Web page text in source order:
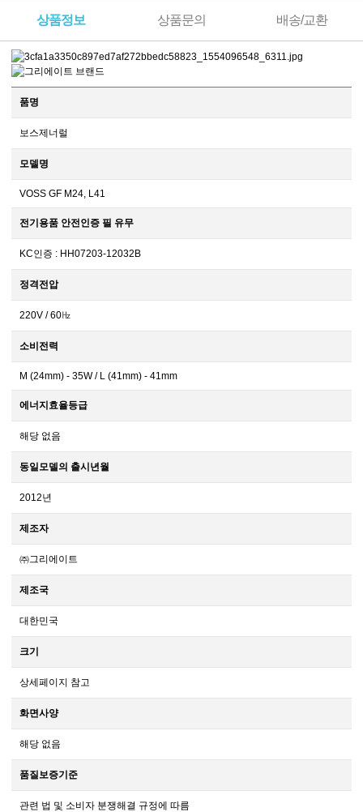
상품정보 상품문의 배송/교환
품명
보스제너럴
모델명
VOSS GF M24, L41
전기용품 안전인증 필 유무
KC인증 : HH07203-12032B
정격전압
220V / 60㎐
소비전력
M (24mm) - 35W / L (41mm) - 41mm
에너지효율등급
해당 없음
동일모델의 출시년월
2012년
제조자
㈜그리에이트
제조국
대한민국
크기
상세페이지 참고
화면사양
해당 없음
품질보증기준
관련 법 및 소비자 분쟁해결 규정에 따름